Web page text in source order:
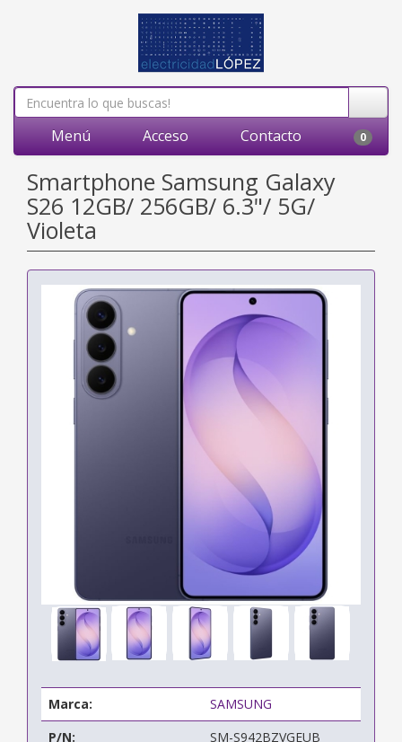
Menú Acceso Contacto 0
Smartphone Samsung Galaxy
S26 12GB/ 256GB/ 6.3"/ 5G/
Violeta
Marca:
SAMSUNG
P/N:
SM-S942BZVGEUB